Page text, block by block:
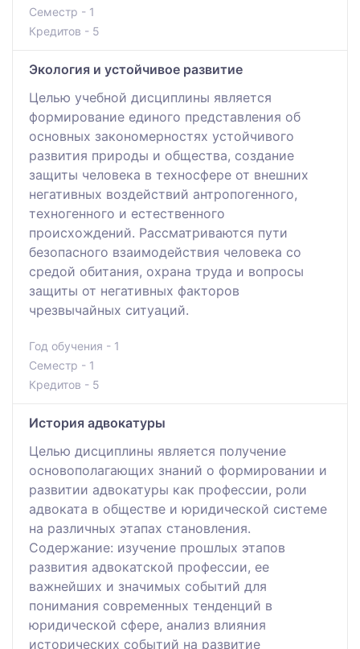
Семестр - 1
Кредитов - 5
Экология и устойчивое развитие
Целью учебной дисциплины является
формирование единого представления об
основных закономерностях устойчивого
развития природы и общества, создание
защиты человека в техносфере от внешних
негативных воздействий антропогенного,
техногенного и естественного
происхождений. Рассматриваются пути
безопасного взаимодействия человека со
средой обитания, охрана труда и вопросы
защиты от негативных факторов
чрезвычайных ситуаций.
Год обучения - 1
Семестр - 1
Кредитов - 5
История адвокатуры
Целью дисциплины является получение
основополагающих знаний о формировании и
развитии адвокатуры как профессии, роли
адвоката в обществе и юридической системе
на различных этапах становления.
Содержание: изучение прошлых этапов
развития адвокатской профессии, ее
важнейших и значимых событий для
понимания современных тенденций в
юридической сфере, анализ влияния
исторических событий на развитие